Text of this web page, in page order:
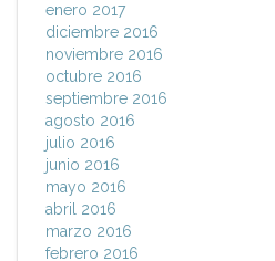
enero 2017
diciembre 2016
noviembre 2016
octubre 2016
septiembre 2016
agosto 2016
julio 2016
junio 2016
mayo 2016
abril 2016
marzo 2016
febrero 2016